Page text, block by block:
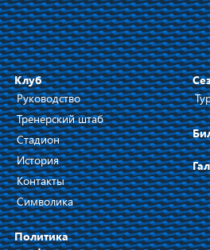
Клуб
Руководство
Тренерский штаб
Стадион
История
Контакты
Символика
Политика